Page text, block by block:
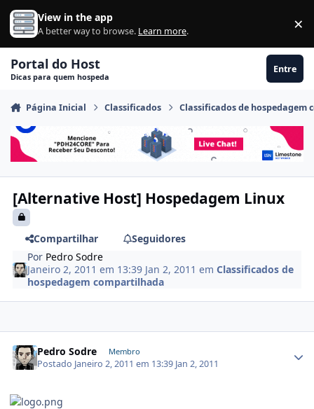
Ir para conteúdo
View in the app
A better way to browse. Learn more. ×
Portal do Host
Dicas para quem hospeda
Entre
Página Inicial Classificados Classificados de hospedagem
[Alternative Host] Hospedagem Linux
Compartilhar
Seguidores
Por Pedro Sodre
Janeiro 2, 2011 em 13:39 Jan 2, 2011 emClassificados de
hospedagem compartilhada
Pedro Sodre Membro
Postado Janeiro 2, 2011 em 13:39 Jan 2, 2011